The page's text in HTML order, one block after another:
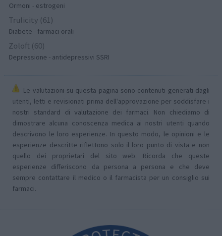
Ormoni - estrogeni
Trulicity (61)
Diabete - farmaci orali
Zoloft (60)
Depressione - antidepressivi SSRI
Le valutazioni su questa pagina sono contenuti generati dagli
utenti, letti e revisionati prima dell'approvazione per soddisfare i
nostri standard di valutazione dei farmaci. Non chiediamo di
dimostrare alcuna conoscenza medica ai nostri utenti quando
descrivono le loro esperienze. In questo modo, le opinioni e le
esperienze descritte riflettono solo il loro punto di vista e non
quello dei proprietari del sito web. Ricorda che queste
esperienze differiscono da persona a persona e che deve
sempre contattare il medico o il farmacista per un consiglio sui
farmaci.